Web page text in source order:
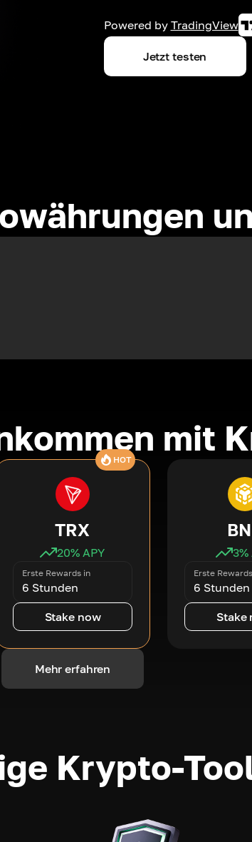
Powered by TradingView
Jetzt testen
mit
HOT
TRX
20% APY
Erste Rewards in
6 Stunden
Stake now
3%
Erste
6 Stunden
Stake
Mehr erfahren
Krypto-